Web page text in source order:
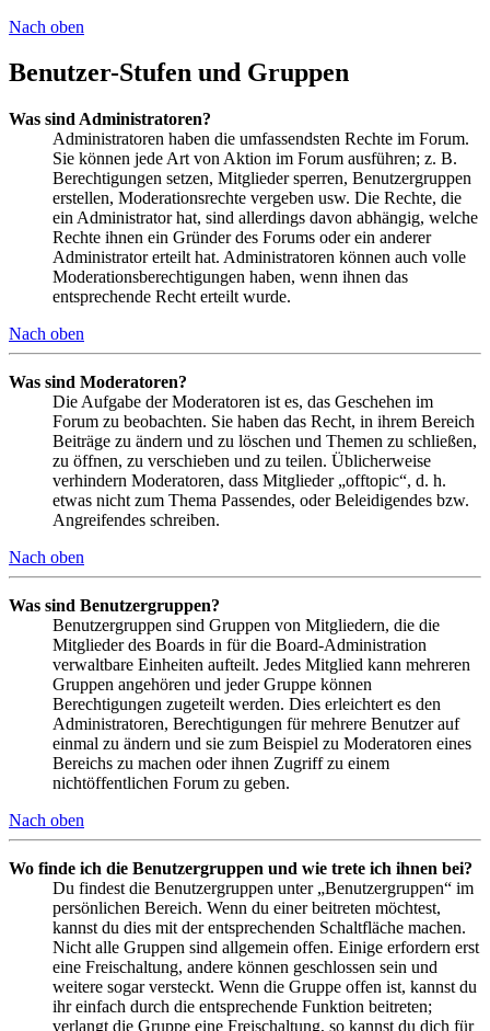
Nach oben
Benutzer-Stufen und Gruppen
Was sind Administratoren?
Administratoren haben die umfassendsten Rechte im Forum.
Sie können jede Art von Aktion im Forum ausführen; z. B.
Berechtigungen setzen, Mitglieder sperren, Benutzergruppen
erstellen, Moderationsrechte vergeben usw. Die Rechte, die
ein Administrator hat, sind allerdings davon abhängig, welche
Rechte ihnen ein Gründer des Forums oder ein anderer
Administrator erteilt hat. Administratoren können auch volle
Moderationsberechtigungen haben, wenn ihnen das
entsprechende Recht erteilt wurde.
Nach oben
Was sind Moderatoren?
Die Aufgabe der Moderatoren ist es, das Geschehen im
Forum zu beobachten. Sie haben das Recht, in ihrem Bereich
Beiträge zu ändern und zu löschen und Themen zu schließen,
zu öffnen, zu verschieben und zu teilen. Üblicherweise
verhindern Moderatoren, dass Mitglieder „offtopic“, d. h.
etwas nicht zum Thema Passendes, oder Beleidigendes bzw.
Angreifendes schreiben.
Nach oben
Was sind Benutzergruppen?
Benutzergruppen sind Gruppen von Mitgliedern, die die
Mitglieder des Boards in für die Board-Administration
verwaltbare Einheiten aufteilt. Jedes Mitglied kann mehreren
Gruppen angehören und jeder Gruppe können
Berechtigungen zugeteilt werden. Dies erleichtert es den
Administratoren, Berechtigungen für mehrere Benutzer auf
einmal zu ändern und sie zum Beispiel zu Moderatoren eines
Bereichs zu machen oder ihnen Zugriff zu einem
nichtöffentlichen Forum zu geben.
Nach oben
Wo finde ich die Benutzergruppen und wie trete ich ihnen bei?
Du findest die Benutzergruppen unter „Benutzergruppen“ im
persönlichen Bereich. Wenn du einer beitreten möchtest,
kannst du dies mit der entsprechenden Schaltfläche machen.
Nicht alle Gruppen sind allgemein offen. Einige erfordern erst
eine Freischaltung, andere können geschlossen sein und
weitere sogar versteckt. Wenn die Gruppe offen ist, kannst du
ihr einfach durch die entsprechende Funktion beitreten;
verlangt die Gruppe eine Freischaltung, so kannst du dich für